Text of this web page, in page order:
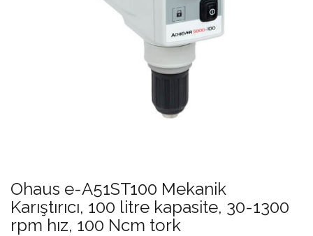
Ohaus e-A51ST100 Mekanik
Karıştırıcı, 100 litre kapasite, 30-1300
rpm hız, 100 Ncm tork